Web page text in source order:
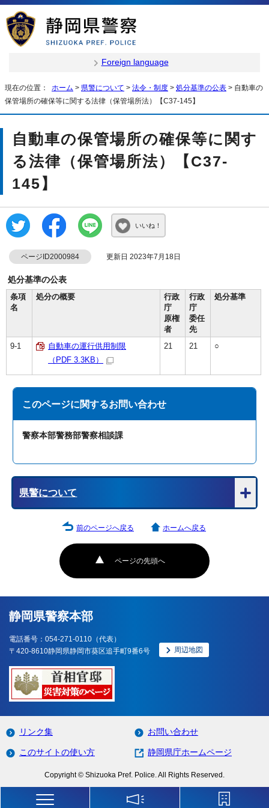
Foreign language
現在の位置： ホーム > 県警について > 法令・制度 > 処分基準の公表 > 自動車の
保管場所の確保等に関する法律（保管場所法）【C37-145】
自動車の保管場所の確保等に関す
る法律（保管場所法）【C37-
145】
いいね！
ページID2000984 更新日 2023年7月18日
処分基準の公表
条項
名
処分の概要
行政
庁
原権
者
行政
庁
委任
先
処分基準
9-1
自動車の運行供用制限
（PDF 3.3KB）
21 21 ○
このページに関するお問い合わせ
警察本部警務部警察相談課
県警について
ページの先頭へ
前のページへ戻る ホームへ戻る
静岡県警察本部
電話番号：054-271-0110（代表）
〒420-8610静岡県静岡市葵区追手町9番6号
周辺地図
リンク集 お問い合わせ
このサイトの使い方 静岡県庁ホームページ
Copyright © Shizuoka Pref. Police. All Rights Reserved.